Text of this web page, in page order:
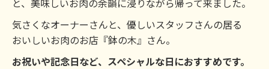
と、美味しいお肉の余韻に浸りながら帰って来ました。
気さくなオーナーさんと、優しいスタッフさんの居る
おいしいお肉のお店『鉢の木』さん。
お祝いや記念日など、スペシャルな日におすすめです。